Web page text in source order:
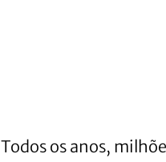
Todos os anos,